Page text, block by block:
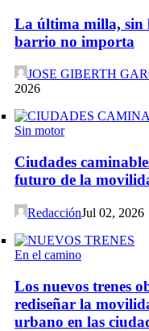
La última milla, sin
barrio no importa
JOSE GIBERTH
2026
Sin motor
Ciudades
futuro de la
RedacciónJul 02, 2026
En el camino
Los nuevos trenes
rediseñar la
urbano en las